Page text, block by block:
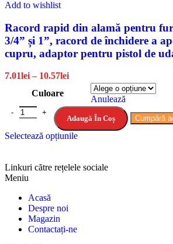
Add to wishlist
Racord rapid din alamă pentru
3/4” și 1”, racord de închidere a
cupru, adaptor pentru pistol de
7.01lei – 10.57lei
Culoare
Anulează
Adaugă În Coș Cumpără
Selectează opțiunile
Linkuri către rețelele sociale
Meniu
Acasă
Despre noi
Magazin
Contactați-ne